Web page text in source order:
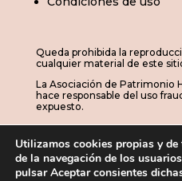
Queda prohibida la
cualquier material de este
La Asociación de Patrimonio
hace responsable del uso
expuesto.
© 2026 | APHC ·
Utilizamos cookies propias y
de la navegación de los
pulsar Aceptar consientes